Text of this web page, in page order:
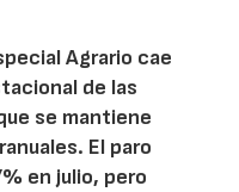
Agrario cae
de las
se mantiene
El paro
en julio, pero